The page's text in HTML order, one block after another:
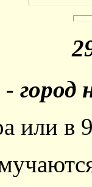
город
или в 9